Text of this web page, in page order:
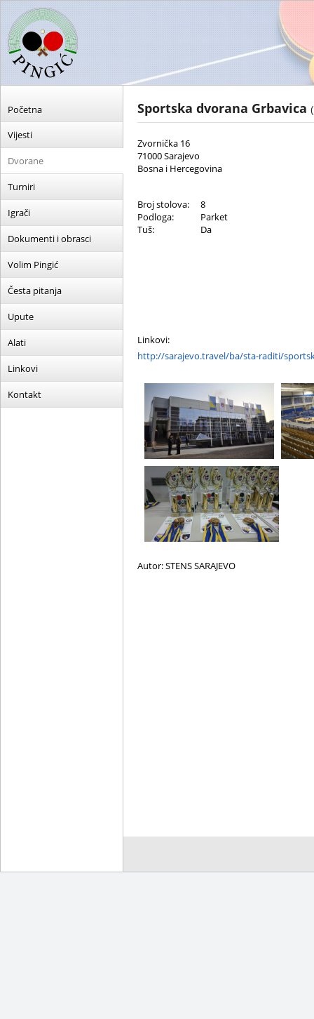
Početna
Vijesti
Dvorane
Turniri
Igrači
Dokumenti i obrasci
Volim Pingić
Česta pitanja
Upute
Alati
Linkovi
Kontakt
Sportska dvorana Grbavica
Zvornička 16
71000 Sarajevo
Bosna i Hercegovina
Broj stolova:
8
Podloga:
Parket
Tuš:
Da
Linkovi:
http://sarajevo.travel/ba/sta-raditi/
Autor: STENS SARAJEVO